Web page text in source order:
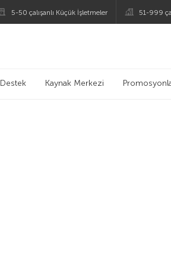
5-50 çalışanlı Küçük İşletmeler 51-999
Destek Kaynak Merkezi